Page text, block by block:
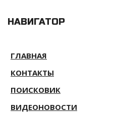
НАВИГАТОР
ГЛАВНАЯ
КОНТАКТЫ
ПОИСКОВИК
ВИДЕОНОВОСТИ